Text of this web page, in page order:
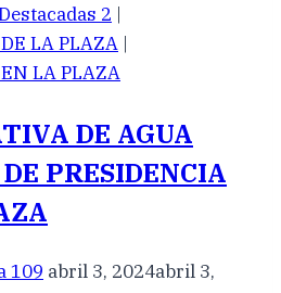
2 |
LA PLAZA |
LA PLAZA
DE AGUA
PRESIDENCIA
109 abril 3, 2024abril 3,